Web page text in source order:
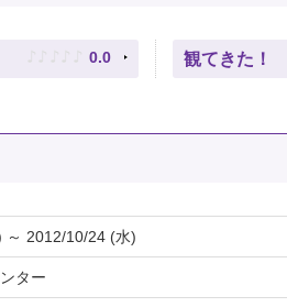
♪ ♪ ♪ ♪ ♪ 0.0 観てきた！
～ 2012/10/24 (水)
ター